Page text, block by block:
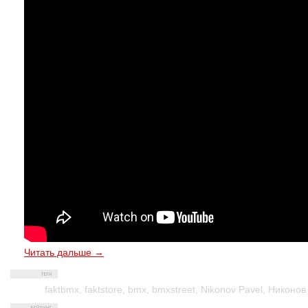
Читать дальше →
faktbmx faktstore bmx bmxstreet Nikonov Pavel